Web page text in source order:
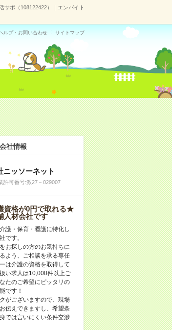
サポ（108122422）｜エンバイト
ルプ・お問い合わせ サイトマップ
会社情報
ニッソーネット
許可番号:派27－029007
資格が0円で取れる★
人材会社です
護・保育・看護に特化し
です。
お探しの方のお気持ちに
よう、ご相談を承る専任
は介護の資格を取得して
い求人は10,000件以上ご
たのご希望にピッタリの
です！
がございますので、現場
伝えできますし、希望条
では言いにくい条件交渉